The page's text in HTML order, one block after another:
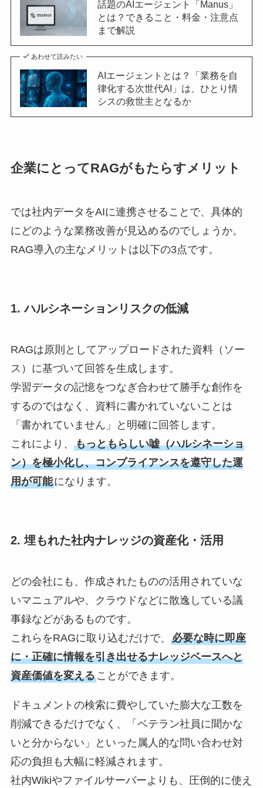
話題のAIエージェント「Manus」
とは？できること・料金・注意点
まで解説
あわせて読みたい
AIエージェントとは？「業務を自
律化する次世代AI」は、ひとり情
シスの救世主となるか
企業にとってRAGがもたらすメリット
では社内データをAIに連携させることで、具体的
にどのような業務改善が見込めるのでしょうか。
RAG導入の主なメリットは以下の3点です。
1. ハルシネーションリスクの低減
RAGは原則としてアップロードされた資料（ソー
ス）に基づいて回答を生成します。
学習データの記憶をつなぎ合わせて勝手な創作を
するのではなく、資料に書かれていないことは
「書かれていません」と明確に回答します。
これにより、 もっともらしい嘘（ハルシネーショ
ン）を極小化し、コンプライアンスを遵守した運
用が可能になります。
2. 埋もれた社内ナレッジの資産化・活用
どの会社にも、作成されたものの活用されていな
いマニュアルや、クラウドなどに散逸している議
事録などがあるものです。
これらをRAGに取り込むだけで、 必要な時に即座
に・正確に情報を引き出せるナレッジベースへと
資産価値を変えることができます。
ドキュメントの検索に費やしていた膨大な工数を
削減できるだけでなく、「ベテラン社員に聞かな
いと分からない」といった属人的な問い合わせ対
応の負担も大幅に軽減されます。
社内Wikiやファイルサーバーよりも、圧倒的に使え